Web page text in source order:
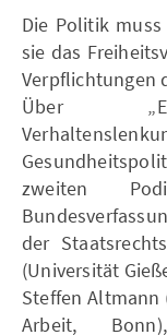
Die Politik
sie das
Verpflichtungen
Über
zweiten
der
(Universität
Steffen
Arbeit,